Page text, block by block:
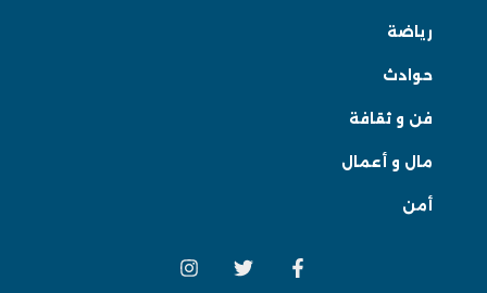
رياضة
حوادث
فن و ثقافة
مال و أعمال
أمن